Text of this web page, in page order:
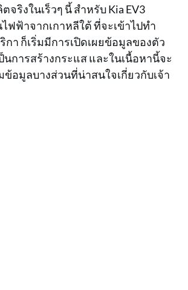
จริงในเร็วๆ นี้ สำหรับ Kia EV3
ฟฟ้าจากเกาหลีใต้ ที่จะเข้าไปทำ
กา ก็เริ่มมีการเปิดเผยข้อมูลของตัว
นการสร้างกระแส และในเนื้อหานี้จะ
ข้อมูลบางส่วนที่น่าสนใจเกี่ยวกับเจ้า